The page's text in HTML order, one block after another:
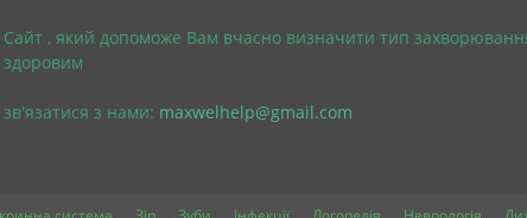
Cайт , який допоможе Вам вчасно визначити тип
здоровим
зв'язатися з нами: maxwelhelp@gmail.com